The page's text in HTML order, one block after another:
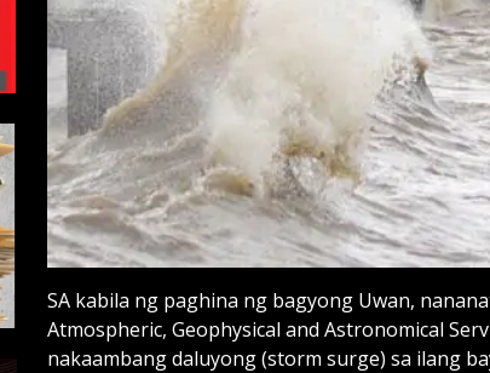
SA kabila ng paghina ng bagyong Uwan,
Atmospheric, Geophysical and Astronomical
nakaambang daluyong (storm surge) sa ilang